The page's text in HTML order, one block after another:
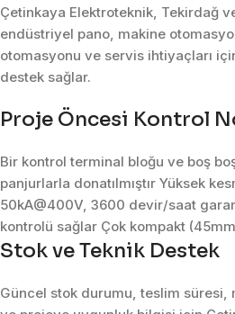
Çetinkaya Elektroteknik, Tekirdağ
endüstriyel pano, makine
otomasyonu ve servis ihtiyaçları
destek sağlar.
Proje Öncesi Kontrol
Bir kontrol terminal bloğu ve boş
panjurlarla donatılmıştır Yüksek
50kA@400V, 3600 devir/saat
kontrolü sağlar Çok kompakt
Stok ve Teknik Destek
Güncel stok durumu, teslim süresi,